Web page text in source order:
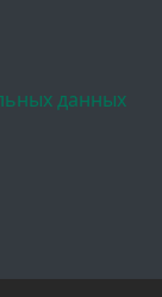
данных